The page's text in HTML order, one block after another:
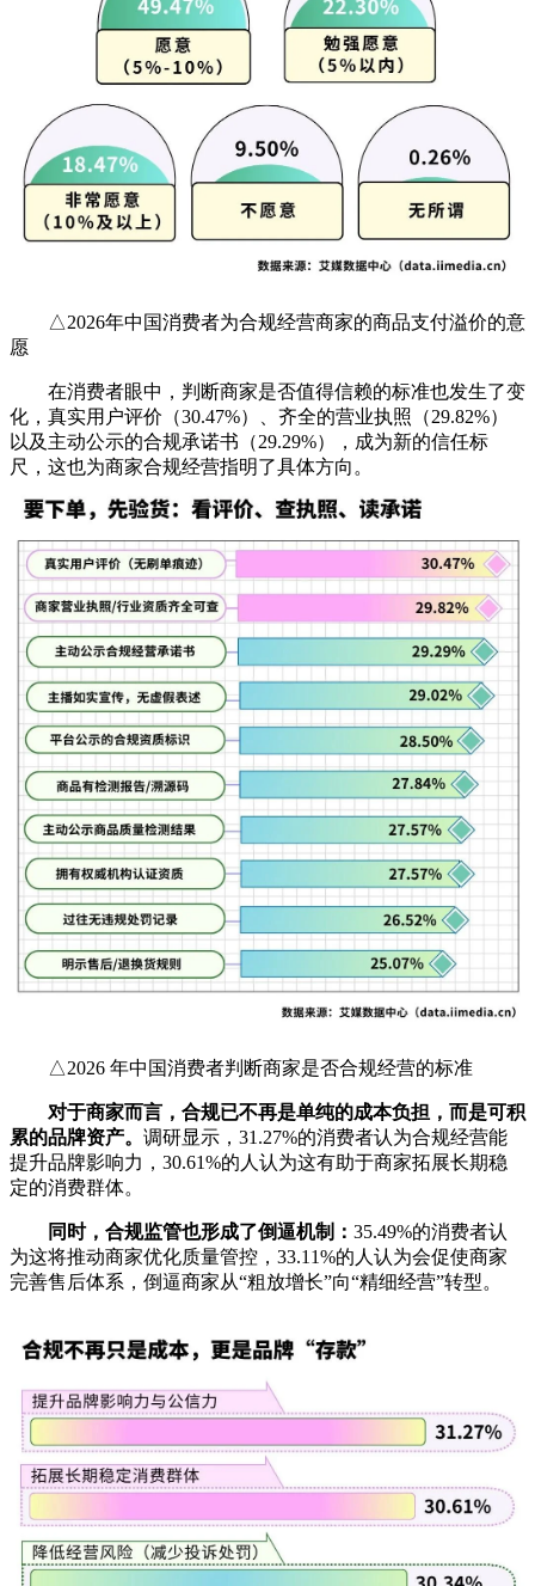
△2026年中国消费者为合规经营商家的商品支付溢价的意
愿
在消费者眼中，判断商家是否值得信赖的标准也发生了变
化，真实用户评价（30.47%）、齐全的营业执照（29.82%）
以及主动公示的合规承诺书（29.29%），成为新的信任标
尺，这也为商家合规经营指明了具体方向。
△2026 年中国消费者判断商家是否合规经营的标准
对于商家而言，合规已不再是单纯的成本负担，而是可积
累的品牌资产。 调研显示，31.27%的消费者认为合规经营能
提升品牌影响力，30.61%的人认为这有助于商家拓展长期稳
定的消费群体。
同时，合规监管也形成了倒逼机制： 35.49%的消费者认
为这将推动商家优化质量管控，33.11%的人认为会促使商家
完善售后体系，倒逼商家从“粗放增长”向“精细经营”转型。